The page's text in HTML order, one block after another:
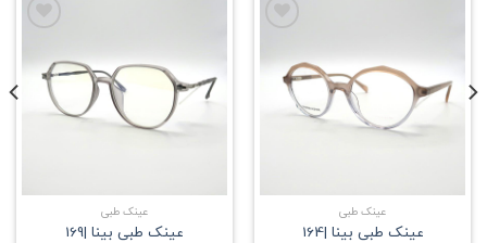
علاقه
مندی
عینک طبی
عینک طبی بینا |164
علاقه
مندی
عینک طبی
عینک طبی بینا |169